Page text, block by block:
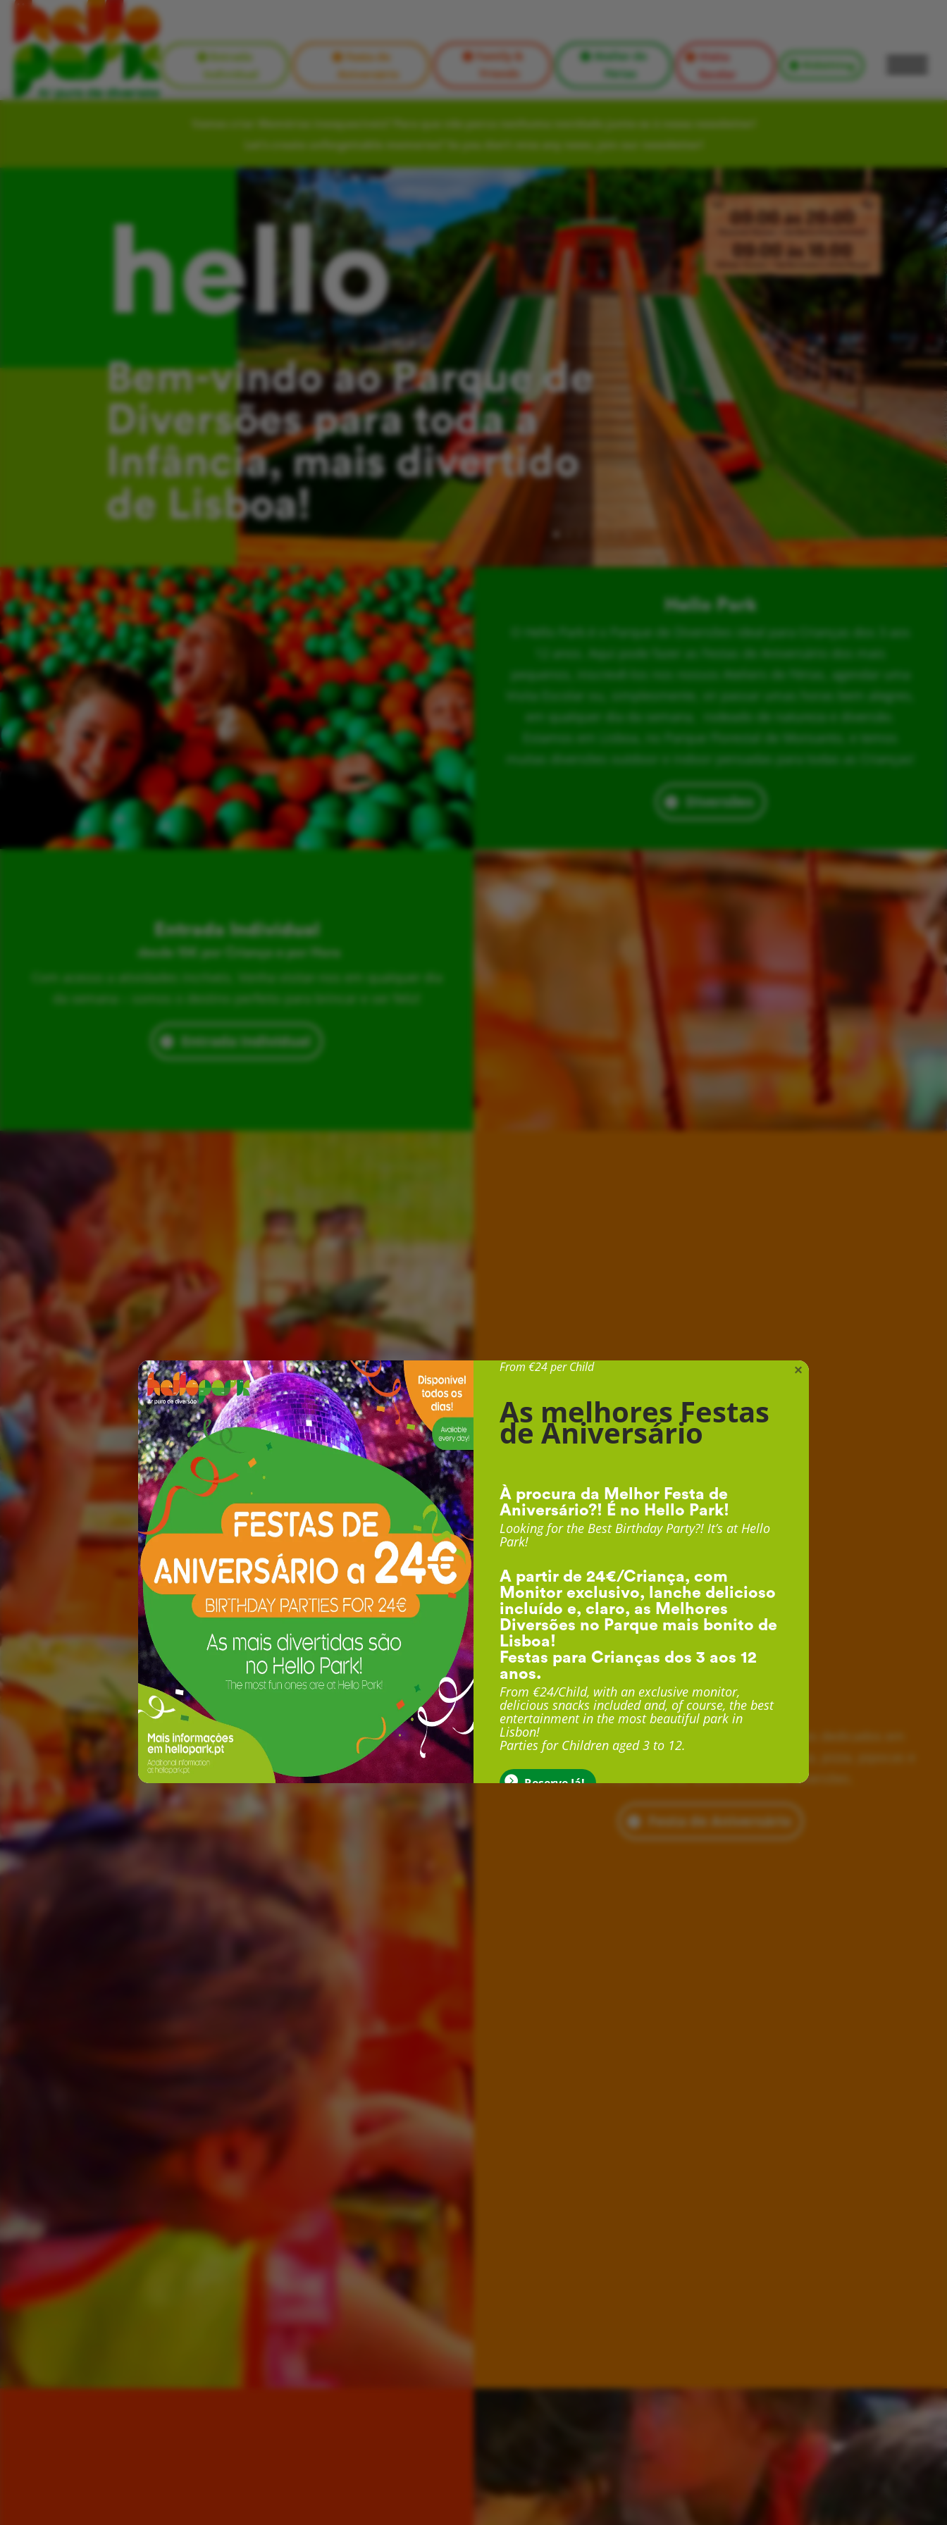
Entrada
Individual
Festa de
Aniversário
Family &
Friends
Atelier de
Férias
Visita
Escolar
Kidsitting
Vamos criar Memórias inesquecíveis? Para que não perca nenhuma novidade junte-se à nossa newsletter!
Let’s create unforgettable memories? So you don’t miss any news, join our newsletter!
hello
Bem-vindo ao Parque de
Diversões para toda a
Infância, mais divertido
de Lisboa!
Hello Park
O Hello Park é o Parque de Diversões ideal para Crianças dos 3 aos
12 anos. Aqui pode fazer as Festas de Aniversário dos mais
pequenos, inscrevê-los nos nossos Ateliers de Férias, agendar uma
Visita Escolar ou, simplesmente, vir passar umas horas bem alegres,
em qualquer dia da semana, rodeado de natureza e diversão.
Estamos em Lisboa, no Parque Florestal de Monsanto, e temos
muitas diversões outdoor e indoor pensadas para todas as Crianças!
Diversões
Entrada Individual
desde 15€ por Criança e por Hora
Com acesso a atividades incríveis. Venha visitar-nos em qualquer dia
da semana – somos o destino perfeito para brincar e ser feliz!
Entrada Individual
Festa de Aniversário
desde 24€ por Criança
Com duração até 3 horas inesquecíveis, monitores dedicados em
exclusivo, sala exclusiva, lanche delicioso com fruta, pizza, pipocas e
muito mais e, ainda, acesso a muitas diversões.
Festa de Aniversário
From €24 per Child
As melhores Festas
de Aniversário
À procura da Melhor Festa de
Aniversário?! É no Hello Park!
Looking for the Best Birthday Party?! It’s at Hello
Park!
A partir de 24€/Criança, com
Monitor exclusivo, lanche delicioso
incluído e, claro, as Melhores
Diversões no Parque mais bonito de
Lisboa!
Festas para Crianças dos 3 aos 12
anos.
From €24/Child, with an exclusive monitor,
delicious snacks included and, of course, the best
entertainment in the most beautiful park in
Lisbon!
Parties for Children aged 3 to 12.
Reserve Já!
×